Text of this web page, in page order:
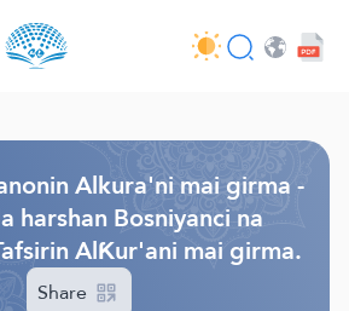
taken fassarorin
bunkasawa - API
aikin
Alkura'ni mai girma -
harshan Bosniyanci na
AlƘur'ani mai girma.
Share